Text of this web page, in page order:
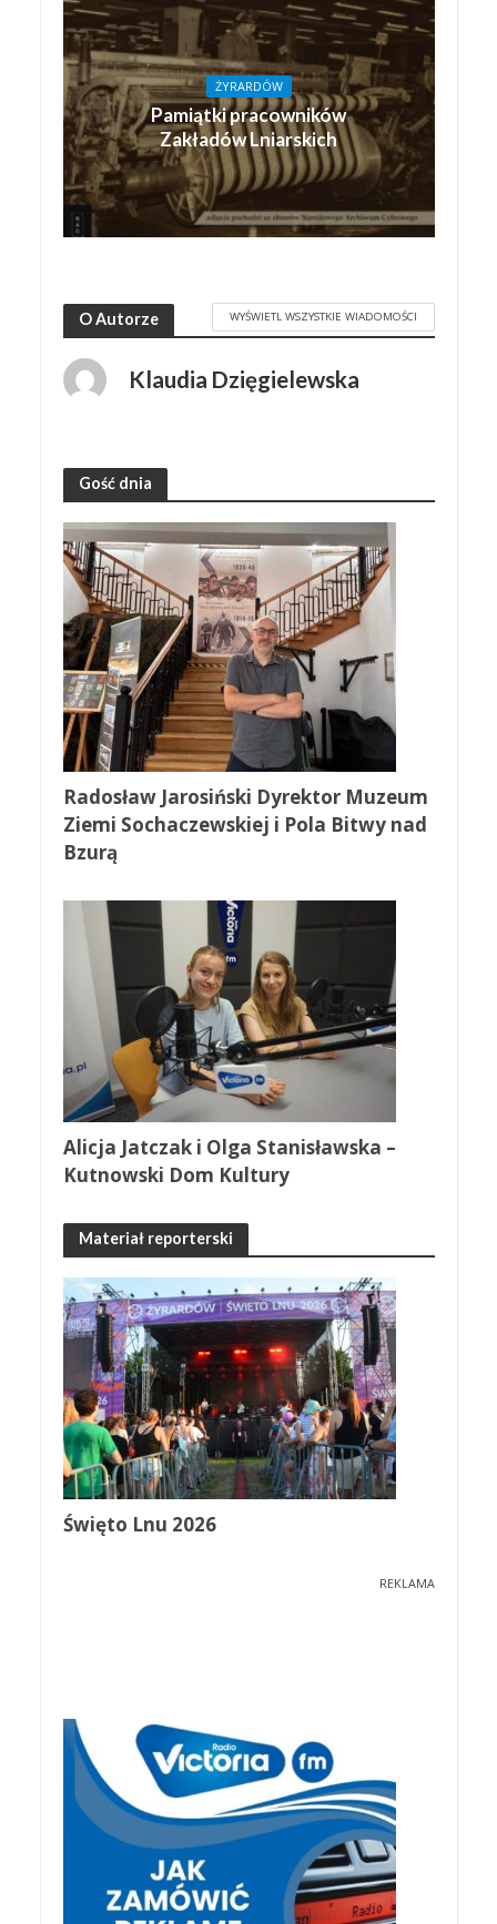
ŻYRARDÓW
Pamiątki pracowników
Zakładów Lniarskich
O Autorze WYŚWIETL WSZYSTKIE WIADOMOŚCI
Klaudia Dzięgielewska
Gość dnia
Radosław Jarosiński Dyrektor Muzeum
Ziemi Sochaczewskiej i Pola Bitwy nad
Bzurą
Alicja Jatczak i Olga Stanisławska –
Kutnowski Dom Kultury
Materiał reporterski
Święto Lnu 2026
REKLAMA